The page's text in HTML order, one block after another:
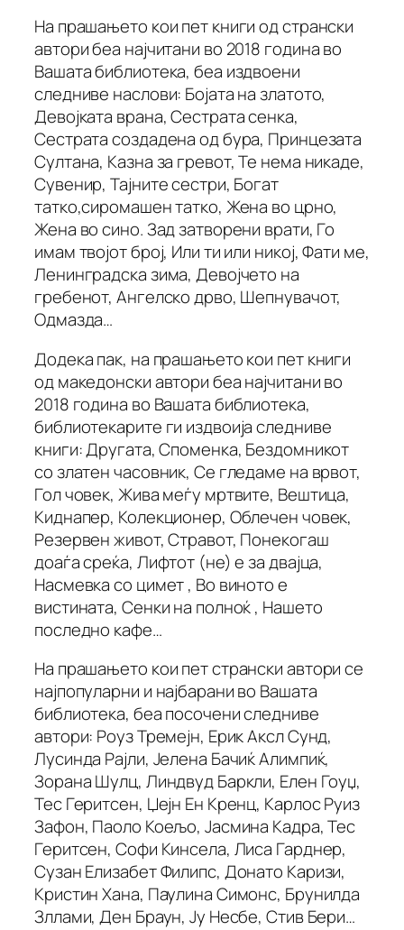
На прашањето кои пет книги од странски
автори беа најчитани во 2018 година во
Вашата библиотека, беа издвоени
следниве наслови: Бојата на златото,
Девојката врана, Сестрата сенка,
Сестрата создадена од бура, Принцезата
Султана, Казна за гревот, Те нема никаде,
Сувенир, Тајните сестри, Богат
татко,сиромашен татко, Жена во црно,
Жена во сино. Зад затворени врати, Го
имам твојот број, Или ти или никој, Фати ме,
Ленинградска зима, Девојчето на
гребенот, Ангелско дрво, Шепнувачот,
Одмазда…
Додека пак, на прашањето кои пет книги
од македонски автори беа најчитани во
2018 година во Вашата библиотека,
библиотекарите ги издвоија следниве
книги: Другата, Споменка, Бездомникот
со златен часовник, Се гледаме на врвот,
Гол човек, Жива меѓу мртвите, Вештица,
Киднапер, Колекционер, Облечен човек,
Резервен живот, Стравот, Понекогаш
доаѓа среќа, Лифтот (не) е за двајца,
Насмевка со цимет , Во виното е
вистината, Сенки на полноќ , Нашето
последно кафе…
На прашањето кои пет странски автори се
најпопуларни и најбарани во Вашата
библиотека, беа посочени следниве
автори: Роуз Тремејн, Ерик Аксл Сунд,
Лусинда Рајли, Јелена Бачиќ Алимпиќ,
Зорана Шулц, Линдвуд Баркли, Елен Гоуџ,
Тес Геритсен, Џејн Ен Кренц, Карлос Руиз
Зафон, Паоло Коељо, Јасмина Кадра, Тес
Геритсен, Софи Кинсела, Лиса Гарднер,
Сузан Елизабет Филипс, Донато Каризи,
Кристин Хана, Паулина Симонс, Брунилда
Зллами, Ден Браун, Ју Несбе, Стив Бери…